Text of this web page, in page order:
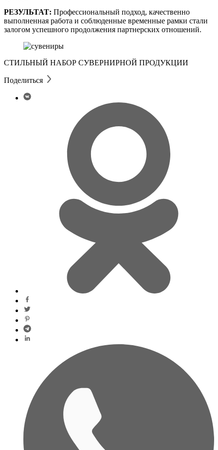
РЕЗУЛЬТАТ: Профессиональный подход, качественно
выполненная работа и соблюденные временные рамки стали
залогом успешного продолжения партнерских отношений.
СТИЛЬНЫЙ НАБОР СУВЕРНИРНОЙ ПРОДУКЦИИ
Поделиться